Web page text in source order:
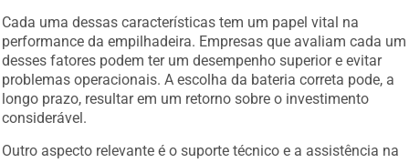
Cada uma dessas características tem um papel vital na
performance da empilhadeira. Empresas que avaliam cada um
desses fatores podem ter um desempenho superior e evitar
problemas operacionais. A escolha da bateria correta pode, a
longo prazo, resultar em um retorno sobre o investimento
considerável.
Outro aspecto relevante é o suporte técnico e a assistência na